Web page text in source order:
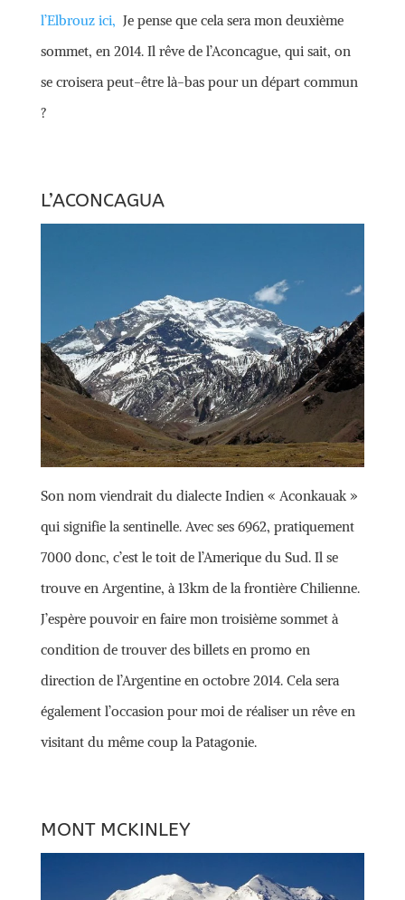
l’Elbrouz ici, Je pense que cela sera mon deuxième
sommet, en 2014. Il rêve de l’Aconcague, qui sait, on
se croisera peut-être là-bas pour un départ commun
?
L’ACONCAGUA
Son nom viendrait du dialecte Indien « Aconkauak »
qui signifie la sentinelle. Avec ses 6962, pratiquement
7000 donc, c’est le toit de l’Amerique du Sud. Il se
trouve en Argentine, à 13km de la frontière Chilienne.
J’espère pouvoir en faire mon troisième sommet à
condition de trouver des billets en promo en
direction de l’Argentine en octobre 2014. Cela sera
également l’occasion pour moi de réaliser un rêve en
visitant du même coup la Patagonie.
MONT MCKINLEY